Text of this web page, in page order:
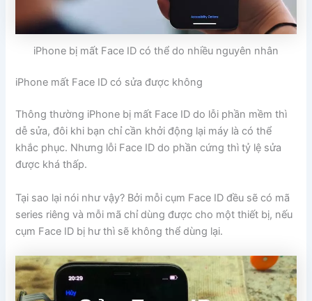
iPhone bị mất Face ID có thể do nhiều nguyên nhân
iPhone mất Face ID có sửa được không
Thông thường iPhone bị mất Face ID do lỗi phần mềm thì
dễ sửa, đôi khi bạn chỉ cần khởi động lại máy là có thể
khắc phục. Nhưng lỗi Face ID do phần cứng thì tỷ lệ sửa
được khá thấp.
Tại sao lại nói như vậy? Bởi mỗi cụm Face ID đều sẽ có mã
series riêng và mỗi mã chỉ dùng được cho một thiết bị, nếu
cụm Face ID bị hư thì sẽ không thể dùng lại.